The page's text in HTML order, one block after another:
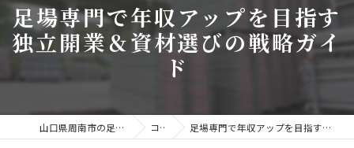
足場専門で年収アップを目指す
独立開業＆資材選びの戦略ガイ
ド
山口県周南市の足場なら令和架設工業 コラム 足場専門で年収アップを目指す独立開業＆資材選びの戦略ガイド